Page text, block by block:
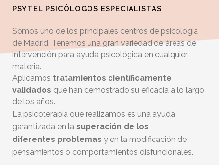
PSYTEL PSICÓLOGOS ESPECIALISTAS
Somos uno de los principales centros de psicología
de Madrid. Tenemos una gran variedad de áreas de
intervención para ayuda psicológica en cualquier
materia.
Aplicamos tratamientos científicamente
validados que han demostrado su eficacia a lo largo
de los años.
La psicoterapia que realizamos es una ayuda
garantizada en la superación de los
diferentes problemas y en la modificación de
pensamientos o comportamientos disfuncionales.